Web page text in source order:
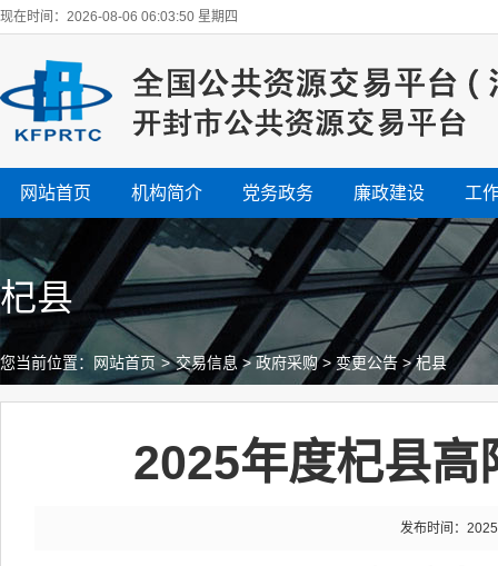
现在时间：2026-08-06 06:03:51 星期四
网站首页 机构简介 党务政务 廉政建设 工
杞县
您当前位置： 网站首页 > 交易信息 >政府采购>变更公告 >杞县
2025年度杞县高
发布时间：